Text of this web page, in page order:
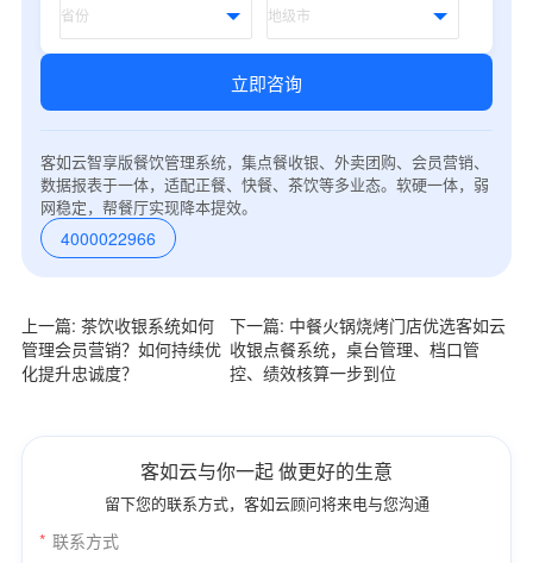
立即咨询
客如云智享版餐饮管理系统，集点餐收银、外卖团购、会员营销、
数据报表于一体，适配正餐、快餐、茶饮等多业态。软硬一体，弱
网稳定，帮餐厅实现降本提效。
4000022966
上一篇: 茶饮收银系统如何
管理会员营销？如何持续优
化提升忠诚度？
下一篇: 中餐火锅烧烤门店优选客如云
收银点餐系统，桌台管理、档口管
控、绩效核算一步到位
客如云与你一起 做更好的生意
留下您的联系方式，客如云顾问将来电与您沟通
* 联系方式